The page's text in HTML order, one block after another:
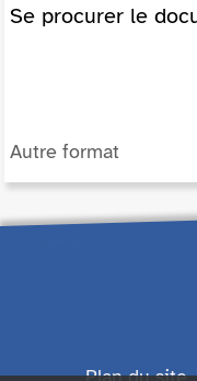
Se procurer le
Autre format
Plan du site